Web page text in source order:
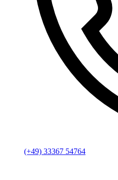
(+49) 33367 54764